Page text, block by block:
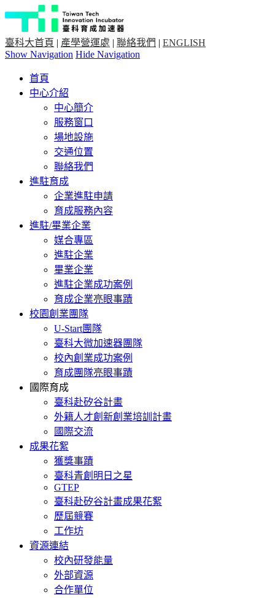
臺科大首頁 | 產學營運處 | 聯絡我們 | ENGLISH
Show Navigation Hide Navigation
首頁
中心介紹
中心簡介
服務窗口
場地設施
交通位置
聯絡我們
進駐育成
企業進駐申請
育成服務內容
進駐/畢業企業
媒合專區
進駐企業
畢業企業
進駐企業成功案例
育成企業亮眼事蹟
校園創業團隊
U-Start團隊
臺科大微加速器團隊
校內創業成功案例
育成團隊亮眼事蹟
國際育成
臺科赴矽谷計畫
外籍人才創新創業培訓計畫
國際交流
成果花絮
獲獎事蹟
臺科青創明日之星
GTEP
臺科赴矽谷計畫成果花絮
歷屆競賽
工作坊
資源連結
校內研發能量
外部資源
合作單位